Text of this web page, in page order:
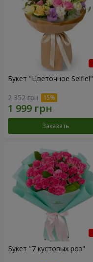
Букет "Цветочное Selfie!"
2 352 грн
Заказать
Букет "7 кустовых роз"